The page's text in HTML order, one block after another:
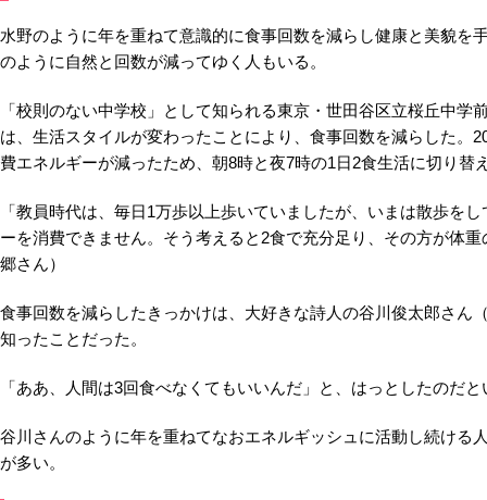
水野のように年を重ねて意識的に食事回数を減らし健康と美貌を
のように自然と回数が減ってゆく人もいる。
「校則のない中学校」として知られる東京・世田谷区立桜丘中学
は、生活スタイルが変わったことにより、食事回数を減らした。
費エネルギーが減ったため、朝8時と夜7時の1日2食生活に切り替
「教員時代は、毎日1万歩以上歩いていましたが、いまは散歩を
ーを消費できません。そう考えると2食で充分足り、その方が体
郷さん）
食事回数を減らしたきっかけは、大好きな詩人の谷川俊太郎さん
知ったことだった。
「ああ、人間は3回食べなくてもいいんだ」と、はっとしたのだと
谷川さんのように年を重ねてなおエネルギッシュに活動し続ける
が多い。